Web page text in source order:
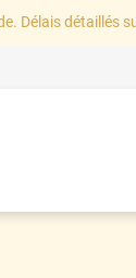
Délais détaillés